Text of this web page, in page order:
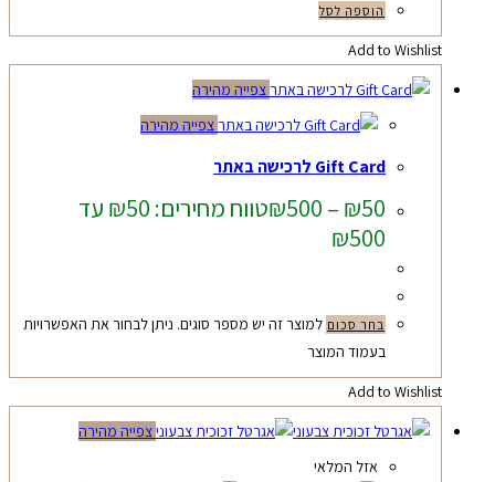
הוספה לסל
Add to Wishlist
צפייה מהירה
צפייה מהירה
Gift Card לרכישה באתר
₪50
–
₪500
טווח מחירים: ⁦₪50⁩ עד
בחר סכום למוצר זה יש מספר סוגים. ניתן לבחור את האפשרויות
בעמוד המוצר
Add to Wishlist
צפייה מהירה
אזל המלאי